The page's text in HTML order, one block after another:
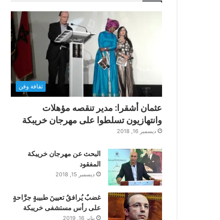
ثقافة وفن
عثمان أشقرا: مدير تنقصه مؤهلات
وانتهازيون تسلطوا على مهرجان خريبكة
ديسمبر 16, 2018
البحث عن مهرجان خريبكة
المفقود
ديسمبر 15, 2018
غضبٌ يُرافقُ تعيينَ طبيبةٍ جرَّاحةٍ
على رأس مستشفى خريبكة
يناير 16, 2019